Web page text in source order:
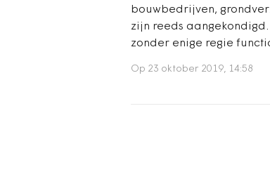
bouwbedrijven,
zijn reeds
zonder enige regie
Op 23 oktober 2019, 14:58